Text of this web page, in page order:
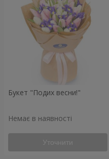
Букет "Подих весни!"
Немає в наявності
Уточнити